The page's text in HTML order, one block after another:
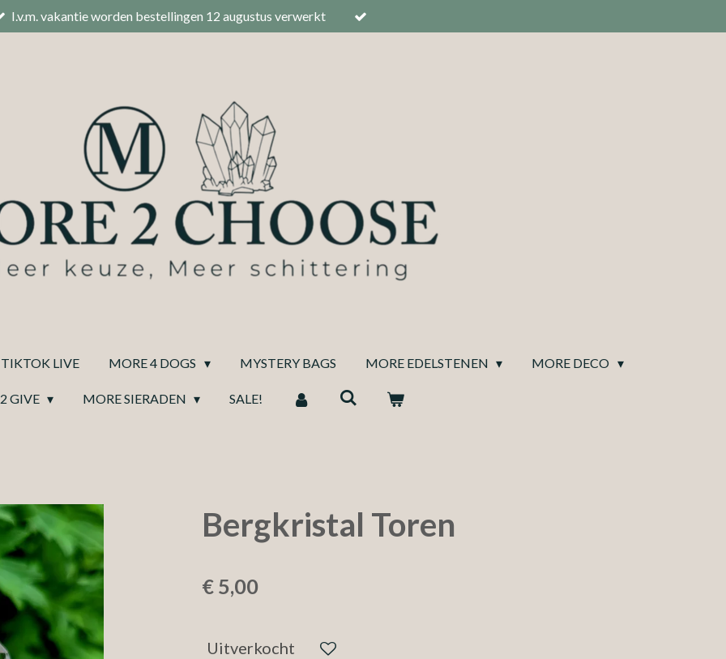
I.v.m. vakantie worden bestellingen 12 augustus verwerkt
LIVE MORE 4 DOGS MYSTERY BAGS MORE EDELSTENEN MORE DECO
GIVE MORE SIERADEN SALE!
Bergkristal Toren
€ 5,00
Uitverkocht